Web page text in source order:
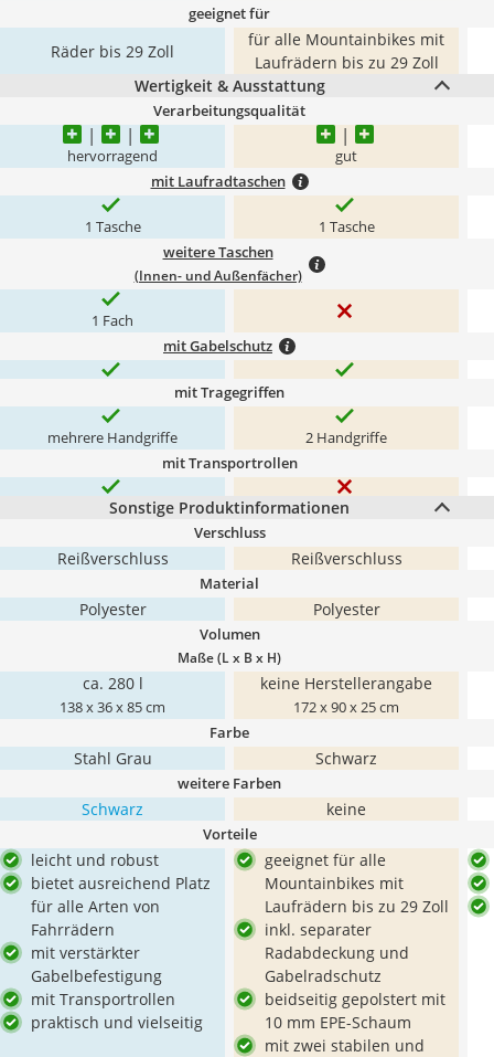
geeignet für
Räder bis 29 Zoll
für alle Mountainbikes mit
Laufrädern bis zu 29 Zoll
Wertigkeit & Ausstattung
Verarbeitungsqualität
hervorragend gut
mit Laufradtaschen
1 Tasche 1 Tasche
weitere Taschen
(Innen- und Außenfächer)
1 Fach
mit Gabelschutz
mit Tragegriffen
mehrere Handgriffe 2 Handgriffe
mit Transportrollen
Sonstige Produktinformationen
Verschluss
Reißverschluss Reißverschluss
Material
Polyester Polyester
Volumen
Maße (L x B x H)
ca. 280 l
138 x 36 x 85 cm
keine Herstellerangabe
172 x 90 x 25 cm
Farbe
Stahl Grau Schwarz
weitere Farben
Schwarz keine
Vorteile
leicht und robust
bietet ausreichend Platz
für alle Arten von
Fahrrädern
mit verstärkter
Gabelbefestigung
mit Transportrollen
praktisch und vielseitig
geeignet für alle
Mountainbikes mit
Laufrädern bis zu 29 Zoll
inkl. separater
Radabdeckung und
Gabelradschutz
beidseitig gepolstert mit
10 mm EPE-Schaum
mit zwei stabilen und